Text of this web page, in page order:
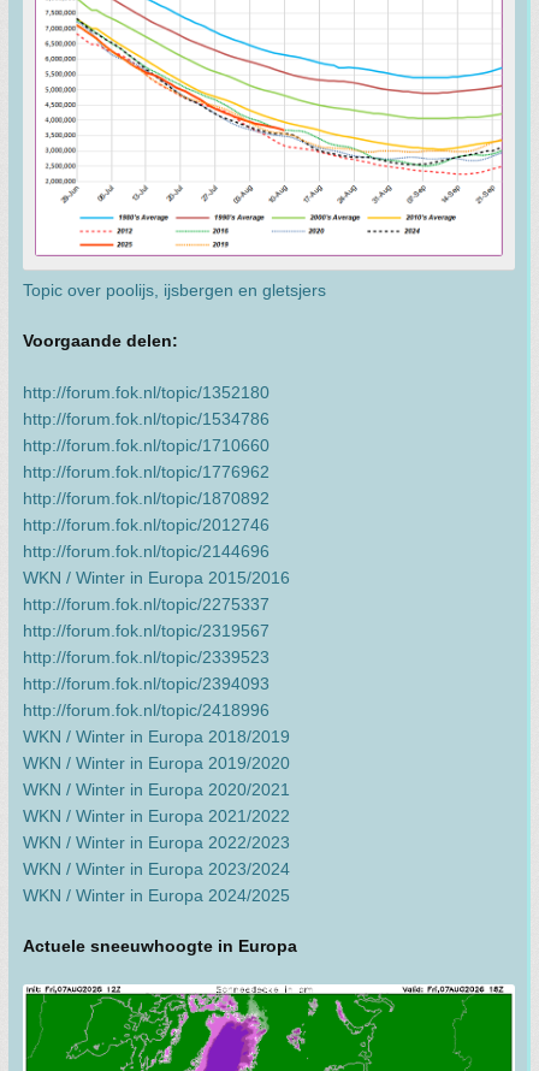
Topic over poolijs, ijsbergen en gletsjers
Voorgaande delen:
http://forum.fok.nl/topic/1352180
http://forum.fok.nl/topic/1534786
http://forum.fok.nl/topic/1710660
http://forum.fok.nl/topic/1776962
http://forum.fok.nl/topic/1870892
http://forum.fok.nl/topic/2012746
http://forum.fok.nl/topic/2144696
WKN / Winter in Europa 2015/2016
http://forum.fok.nl/topic/2275337
http://forum.fok.nl/topic/2319567
http://forum.fok.nl/topic/2339523
http://forum.fok.nl/topic/2394093
http://forum.fok.nl/topic/2418996
WKN / Winter in Europa 2018/2019
WKN / Winter in Europa 2019/2020
WKN / Winter in Europa 2020/2021
WKN / Winter in Europa 2021/2022
WKN / Winter in Europa 2022/2023
WKN / Winter in Europa 2023/2024
WKN / Winter in Europa 2024/2025
Actuele sneeuwhoogte in Europa